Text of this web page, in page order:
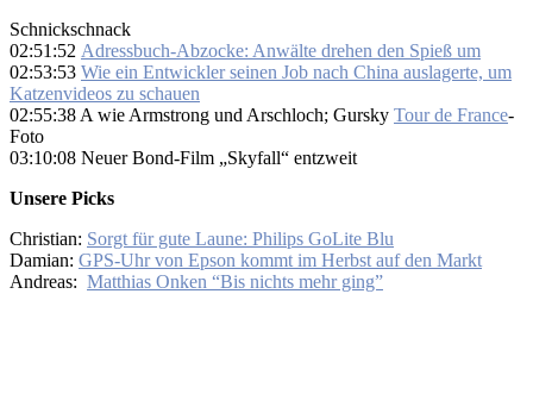
Schnickschnack
02:51:52 Adressbuch-Abzocke: Anwälte drehen den Spieß um
02:53:53 Wie ein Entwickler seinen Job nach China auslagerte, um
Katzenvideos zu schauen
02:55:38 A wie Armstrong und Arschloch; Gursky Tour de France-
Foto
03:10:08 Neuer Bond-Film „Skyfall“ entzweit
Unsere Picks
Christian: Sorgt für gute Laune: Philips GoLite Blu
Damian: GPS-Uhr von Epson kommt im Herbst auf den Markt
Andreas: Matthias Onken “Bis nichts mehr ging”